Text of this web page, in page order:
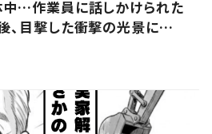
…作業員に話しかけられた
、目撃した衝撃の光景に…